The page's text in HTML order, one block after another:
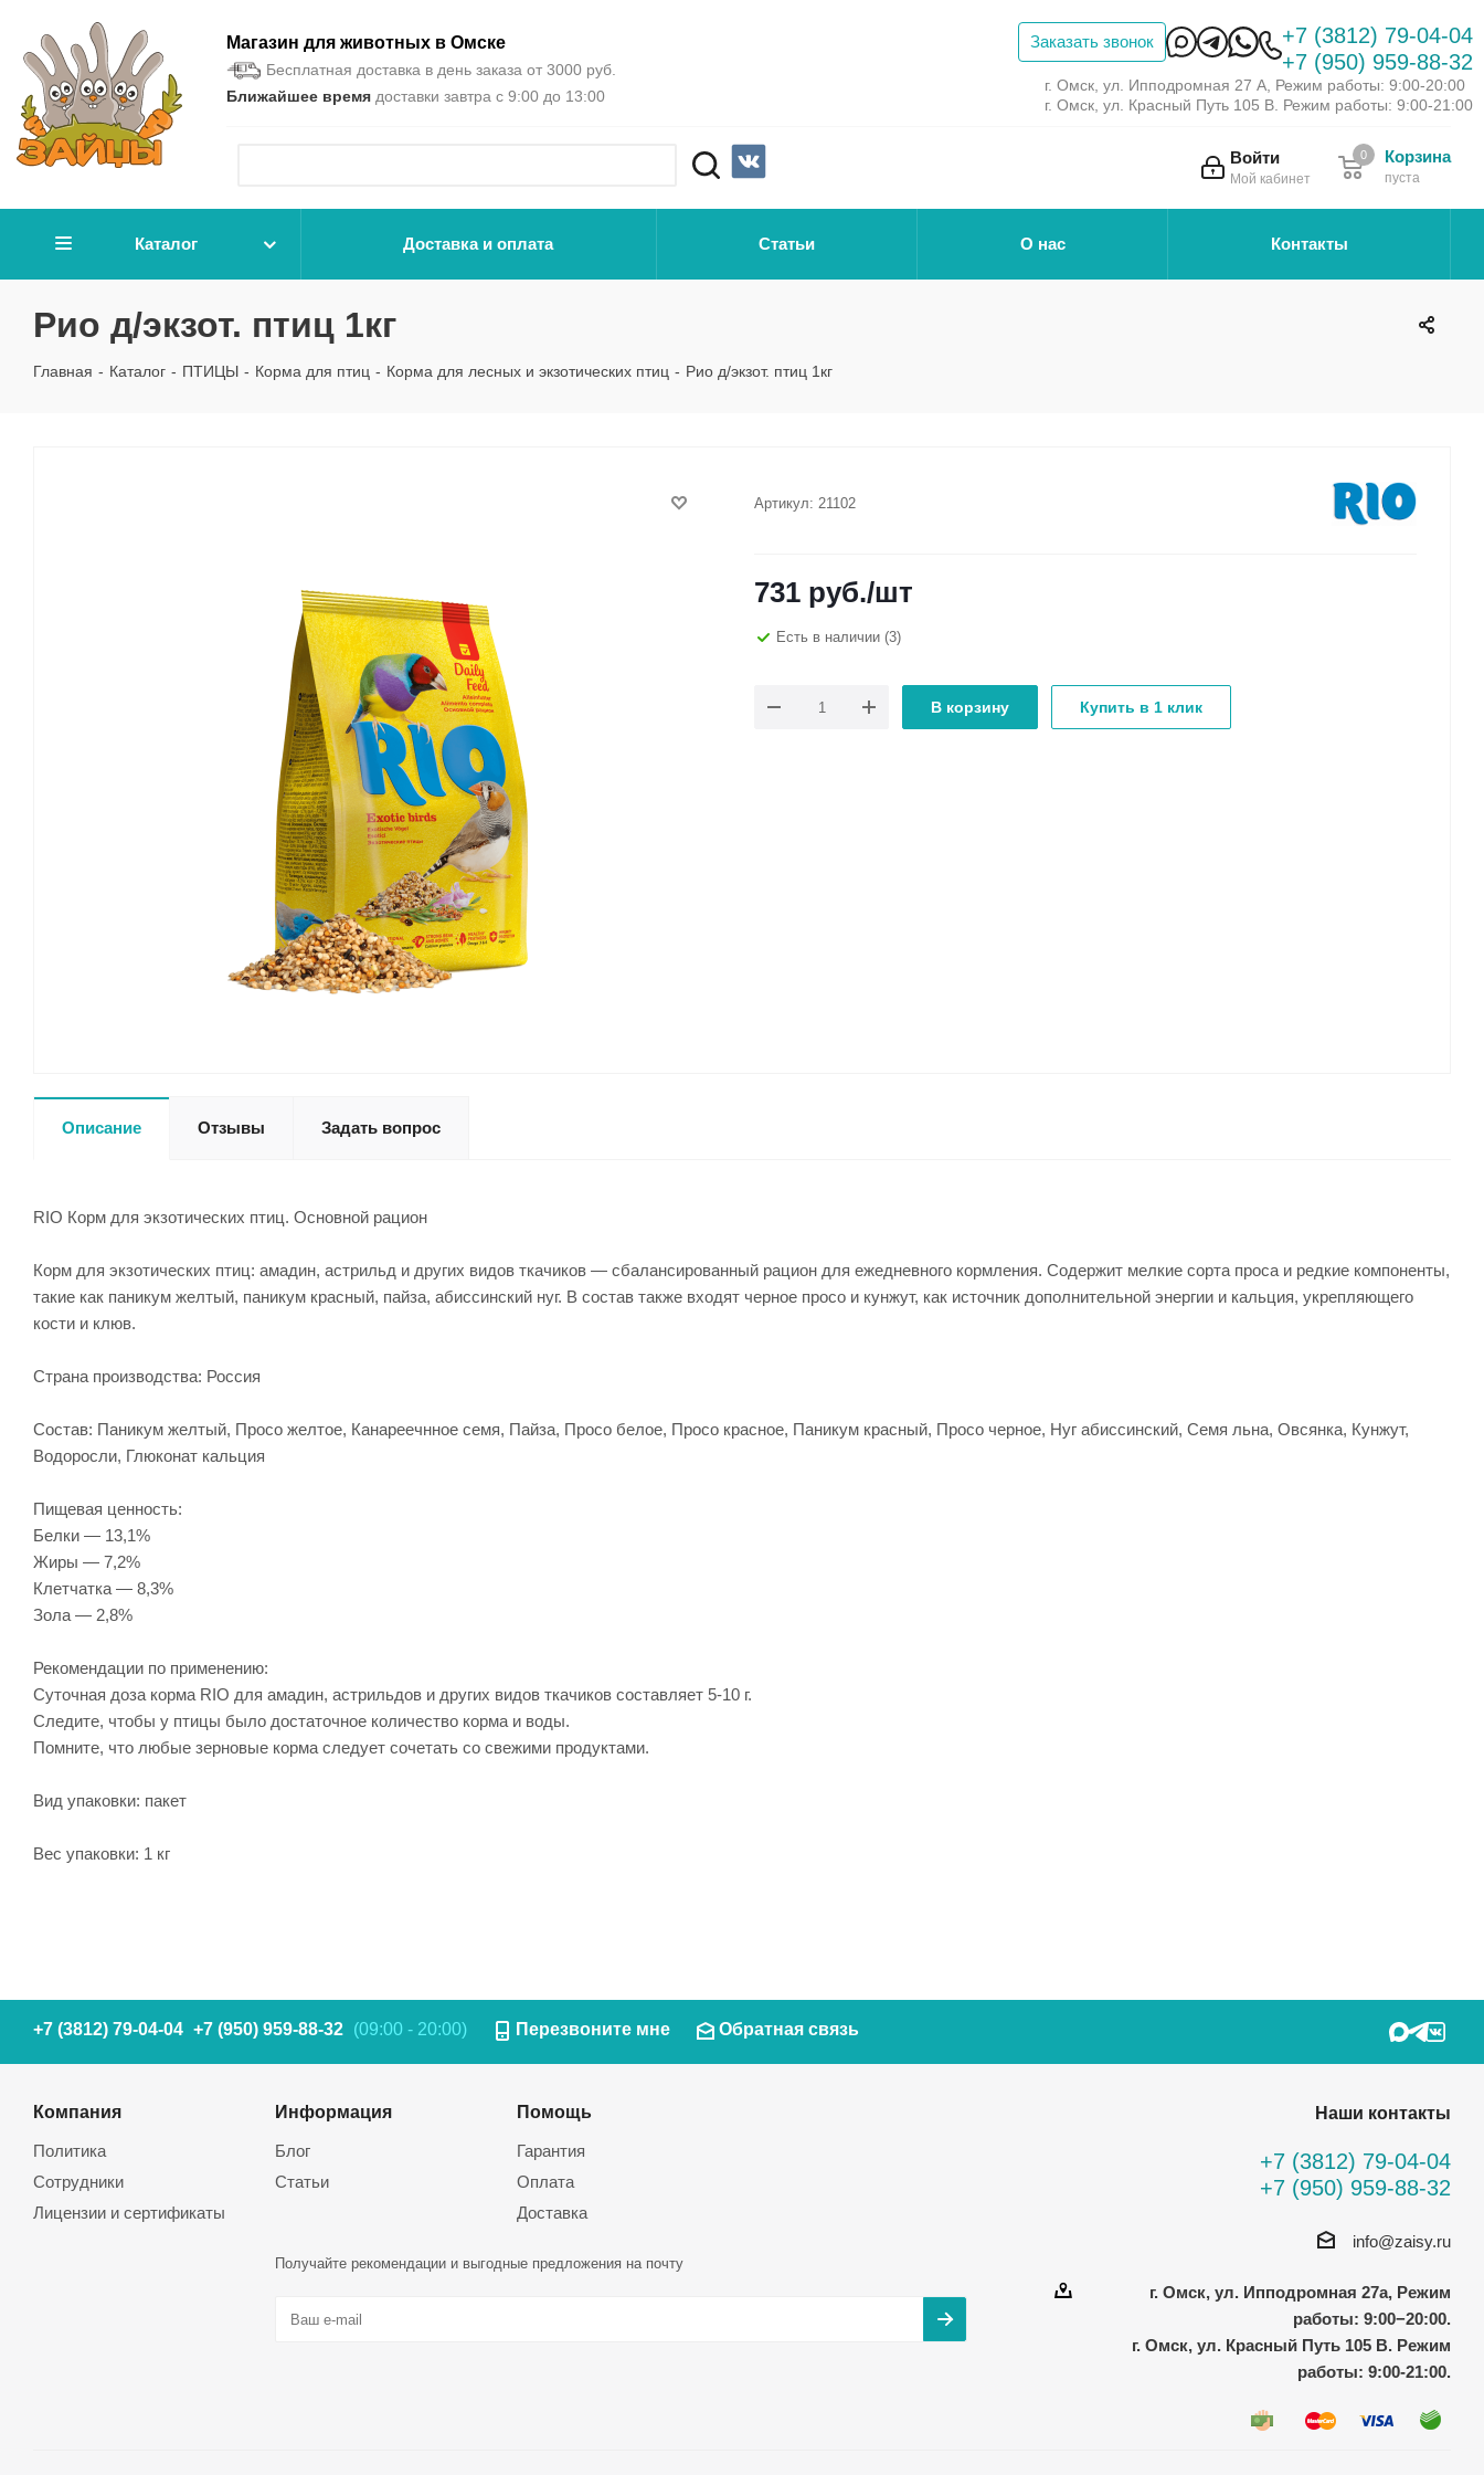
Магазин для животных в Омске
Бесплатная доставка в день заказа от 3000 руб.
Ближайшее время доставки завтра с 9:00 до 13:00
Заказать звонок
+7 (3812) 79-04-04
+7 (950) 959-88-32
г. Омск, ул. Ипподромная 27 А, Режим работы: 9:00-20:00
г. Омск, ул. Красный Путь 105 В. Режим работы: 9:00-21:00
Войти
Мой кабинет
Корзина
пуста
0
Каталог Доставка и оплата Статьи О нас Контакты
Рио д/экзот. птиц 1кг
Главная - Каталог - ПТИЦЫ - Корма для птиц - Корма для лесных и экзотических птиц - Рио д/экзот. птиц 1кг
Артикул: 21102
731 руб./шт
Есть в наличии (3)
В корзину Купить в 1 клик
Описание Отзывы Задать вопрос
RIO Корм для экзотических птиц. Основной рацион
Корм для экзотических птиц: амадин, астрильд и других видов ткачиков — сбалансированный рацион для ежедневного кормления. Содержит мелкие сорта проса и редкие компоненты,
такие как паникум желтый, паникум красный, пайза, абиссинский нуг. В состав также входят черное просо и кунжут, как источник дополнительной энергии и кальция, укрепляющего
кости и клюв.
Страна производства: Россия
Состав: Паникум желтый, Просо желтое, Канареечнное семя, Пайза, Просо белое, Просо красное, Паникум красный, Просо черное, Нуг абиссинский, Семя льна, Овсянка, Кунжут,
Водоросли, Глюконат кальция
Пищевая ценность:
Белки — 13,1%
Жиры — 7,2%
Клетчатка — 8,3%
Зола — 2,8%
Рекомендации по применению:
Суточная доза корма RIO для амадин, астрильдов и других видов ткачиков составляет 5-10 г.
Следите, чтобы у птицы было достаточное количество корма и воды.
Помните, что любые зерновые корма следует сочетать со свежими продуктами.
Вид упаковки: пакет
Вес упаковки: 1 кг
+7 (3812) 79-04-04 +7 (950) 959-88-32 (09:00 - 20:00) Перезвоните мне Обратная связь
Компания
Политика
Сотрудники
Лицензии и сертификаты
Информация
Блог
Статьи
Помощь
Гарантия
Оплата
Доставка
Получайте рекомендации и выгодные предложения на почту
Наши контакты
+7 (3812) 79-04-04
+7 (950) 959-88-32
info@zaisy.ru
г. Омск, ул. Ипподромная 27а, Режим
работы: 9:00−20:00.
г. Омск, ул. Красный Путь 105 В. Режим
работы: 9:00-21:00.